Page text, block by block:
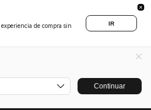
de compra sin
IR
Continuar